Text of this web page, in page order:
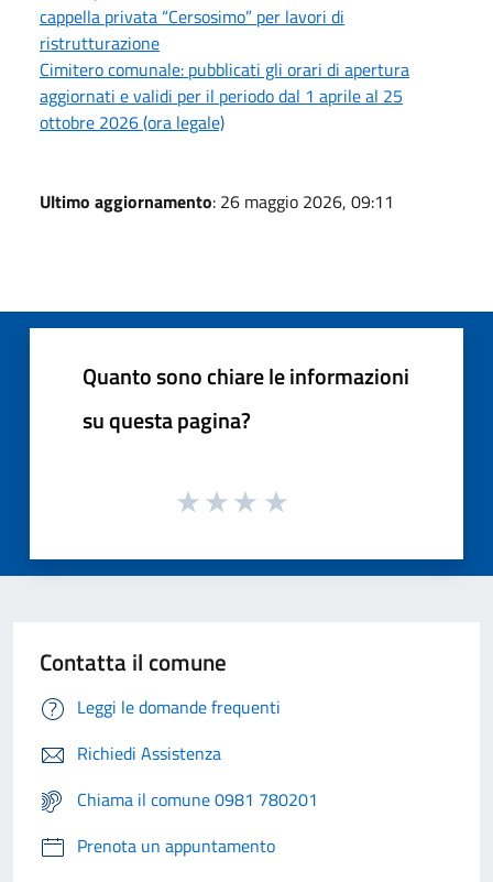
cappella privata “Cersosimo” per lavori di
ristrutturazione
Cimitero comunale: pubblicati gli orari di apertura
aggiornati e validi per il periodo dal 1 aprile al 25
ottobre 2026 (ora legale)
Ultimo aggiornamento: 26 maggio 2026, 09:11
Quanto sono chiare le informazioni
su questa pagina?
Contatta il comune
Leggi le domande frequenti
Richiedi Assistenza
Chiama il comune 0981 780201
Prenota un appuntamento